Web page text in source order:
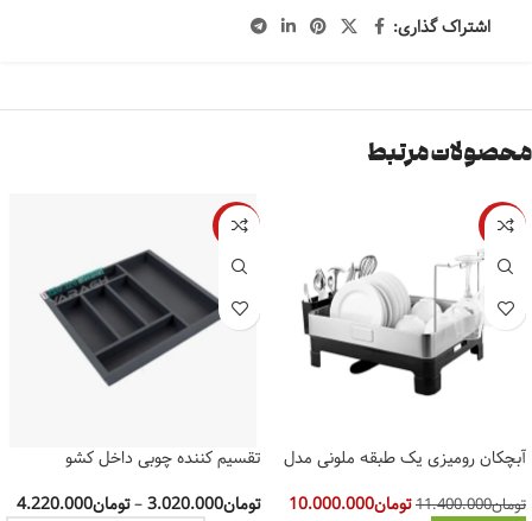
اشتراک گذاری:
محصولات مرتبط
-12%
آبچکان رومیزی یک طبقه ملونی مدل
تومان11.400.000 تومان10.000.000
-10%
تقسیم کننده چوبی داخل کشو
تومان3.020.000
–تومان4.220.000